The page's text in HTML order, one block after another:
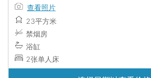
查看照片
23平方米
禁烟房
浴缸
2张单人床